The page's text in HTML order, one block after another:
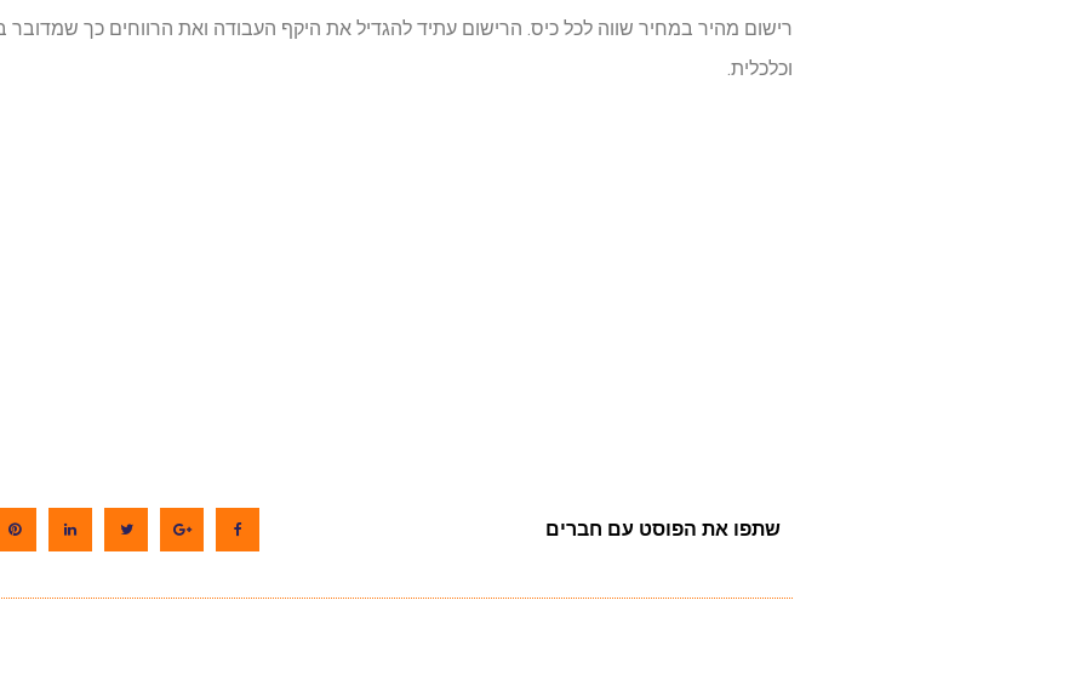
רישום מהיר במחיר שווה לכל כיס. הרישום עתיד להגדיל את היקף העבודה ואת הרווחים כך שמדובר
וכלכלית.
שתפו את הפוסט עם חברים